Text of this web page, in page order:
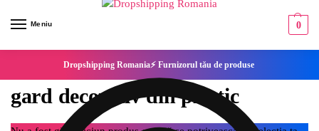
Meniu 0
Dropshipping Romania⚡ Furnizorul tău de produse
gard decorativ din plastic